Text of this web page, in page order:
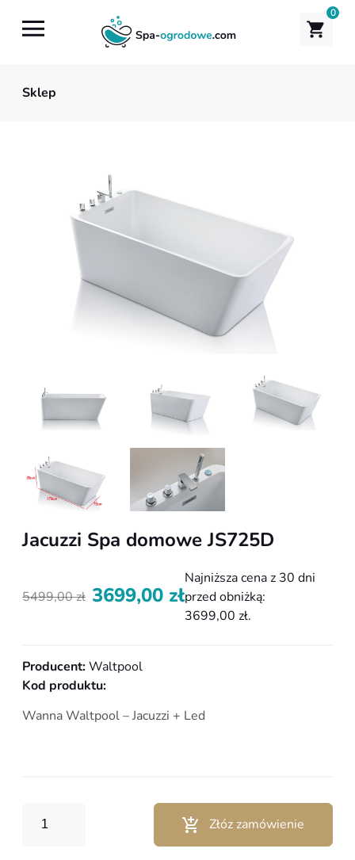
0
Sklep
Jacuzzi Spa domowe JS725D
5499,00zł
Pierwotna
cena
3699,00 złAktualna
cena
Najniższa cena z 30 dni
przed obniżką:
3699,00 zł.
Producent:Waltpool
Kod produktu:
Wanna Waltpool – Jacuzzi + Led
Złóz zamówienie